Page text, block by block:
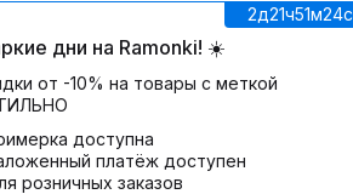
2д21ч51м24c
дни на Ramonki! ☀️
от -10% на товары с меткой
доступна
платёж доступен
розничных заказов